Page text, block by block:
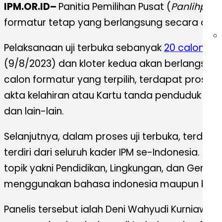
IPM.OR.ID– Panitia Pemilihan Pusat (Panlihpus
formatur tetap yang berlangsung secara
Pelaksanaan uji terbuka sebanyak 20 calon
(9/8/2023) dan kloter kedua akan
calon formatur yang terpilih, terdapat
akta kelahiran atau Kartu tanda penduduk
dan lain-lain.
Selanjutnya, dalam proses uji terbuka,
terdiri dari seluruh kader IPM se-Indonesia.
topik yakni Pendidikan, Lingkungan, dan
menggunakan bahasa indonesia maupun
Panelis tersebut ialah Deni Wahyudi